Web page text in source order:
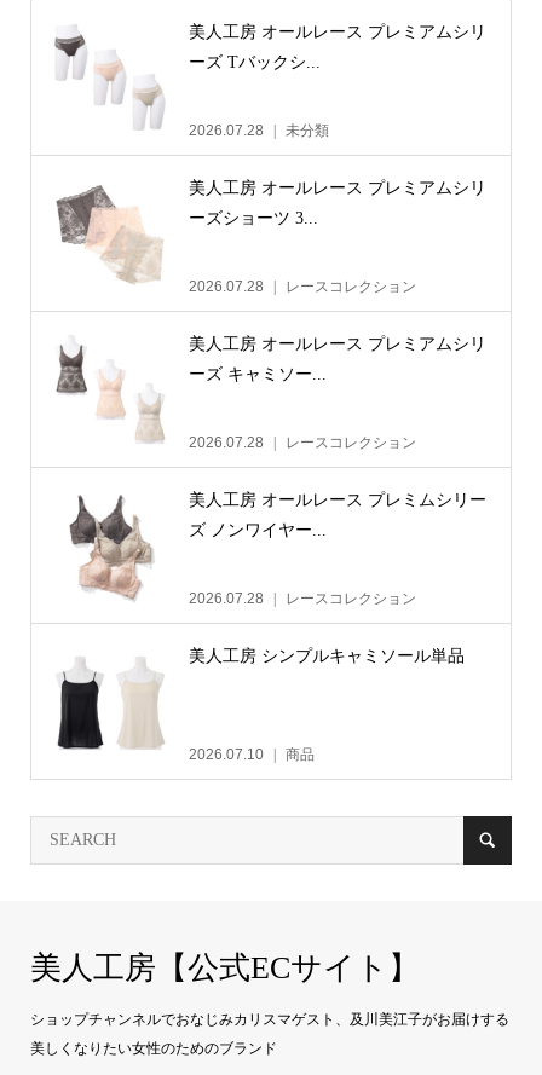
美人工房 オールレース プレミアムシリ
ーズ Tバックシ...
2026.07.28 未分類
美人工房 オールレース プレミアムシリ
ーズショーツ 3...
2026.07.28 レースコレクション
美人工房 オールレース プレミアムシリ
ーズ キャミソー...
2026.07.28 レースコレクション
美人工房 オールレース プレミムシリー
ズ ノンワイヤー...
2026.07.28 レースコレクション
美人工房 シンプルキャミソール単品
2026.07.10 商品
美人工房【公式ECサイト】
ショップチャンネルでおなじみカリスマゲスト、及川美江子がお届けする
美しくなりたい女性のためのブランド